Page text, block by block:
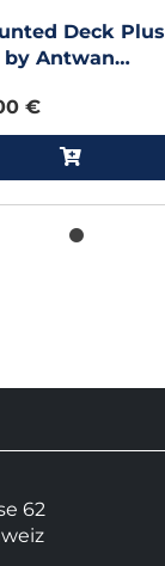
Deck Plus
by Antwan
€
62